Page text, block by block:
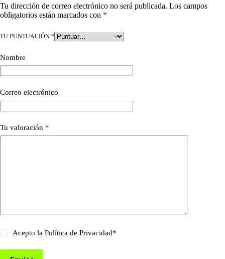
Tu dirección de correo electrónico no será publicada. Los campos
obligatorios están marcados con *
TU PUNTUACIÓN *
Nombre
Correo electrónico
Tu valoración *
Acepto laPolítica de Privacidad*